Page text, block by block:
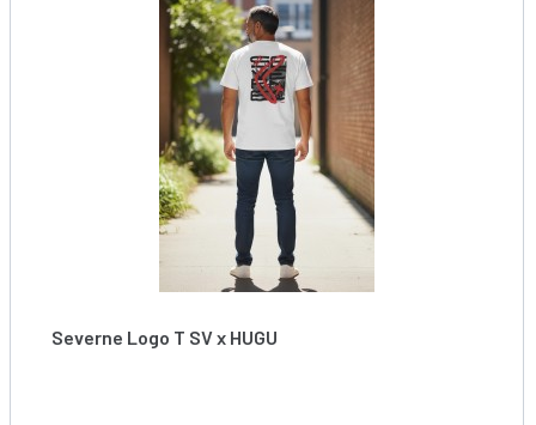
Severne Logo T SV x HUGU